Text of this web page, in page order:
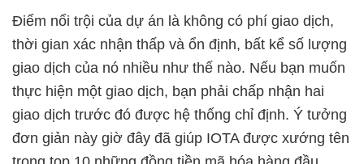
Điểm nổi trội của dự án là không có phí giao dịch,
thời gian xác nhận thấp và ổn định, bất kể số lượng
giao dịch của nó nhiều như thế nào. Nếu bạn muốn
thực hiện một giao dịch, bạn phải chấp nhận hai
giao dịch trước đó được hệ thống chỉ định. Ý tưởng
đơn giản này giờ đây đã giúp IOTA được xướng tên